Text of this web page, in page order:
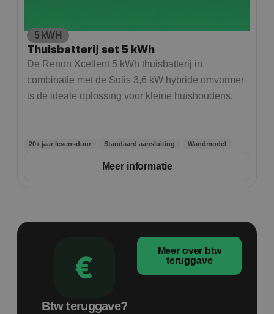
5 kWH
Thuisbatterij set 5 kWh
De Renon Xcellent 5 kWh thuisbatterij in
combinatie met de Solis 3,6 kW hybride omvormer
is de ideale oplossing voor kleine huishoudens.
20+ jaar levensduur Standaard aansluiting Wandmodel
Meer informatie
Btw teruggave?
Meer over btw
teruggave